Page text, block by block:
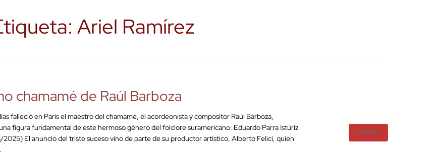
Ariel Ramírez
chamamé de Raúl Barboza
falleció en París el maestro del chamamé, el acordeonista y compositor Raúl Barboza,
figura fundamental de este hermoso género del folclore suramericano. Eduardo Parra Istúriz
2025) El anuncio del triste suceso vino de parte de su productor artístico, Alberto Felici, quien
MORE